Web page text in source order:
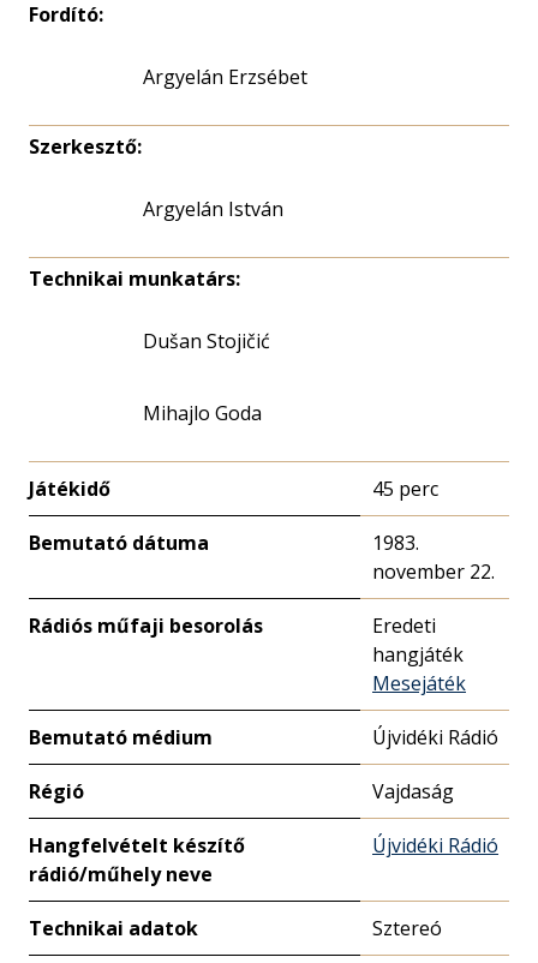
Fordító:
Argyelán Erzsébet
Szerkesztő:
Argyelán István
Technikai munkatárs:
Dušan Stojičić
Mihajlo Goda
Játékidő 45 perc
Bemutató dátuma
1983.
november 22.
Rádiós műfaji besorolás
Eredeti
hangjáték
Mesejáték
Bemutató médium Újvidéki Rádió
Régió Vajdaság
Hangfelvételt készítő
rádió/műhely neve
Újvidéki Rádió
Technikai adatok Sztereó